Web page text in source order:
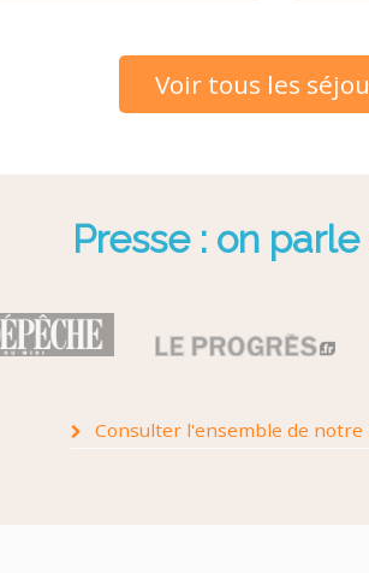
Voir tous les
Presse : on
Consulter l'ensemble de notre